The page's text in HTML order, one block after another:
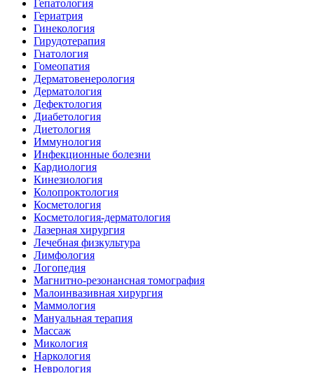
Гепатология
Гериатрия
Гинекология
Гирудотерапия
Гнатология
Гомеопатия
Дерматовенерология
Дерматология
Дефектология
Диабетология
Диетология
Иммунология
Инфекционные болезни
Кардиология
Кинезиология
Колопроктология
Косметология
Косметология-дерматология
Лазерная хирургия
Лечебная физкультура
Лимфология
Логопедия
Магнитно-резонансная томография
Малоинвазивная хирургия
Маммология
Мануальная терапия
Массаж
Микология
Наркология
Неврология